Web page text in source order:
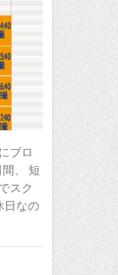
ブロ
、 短
スク
日なの